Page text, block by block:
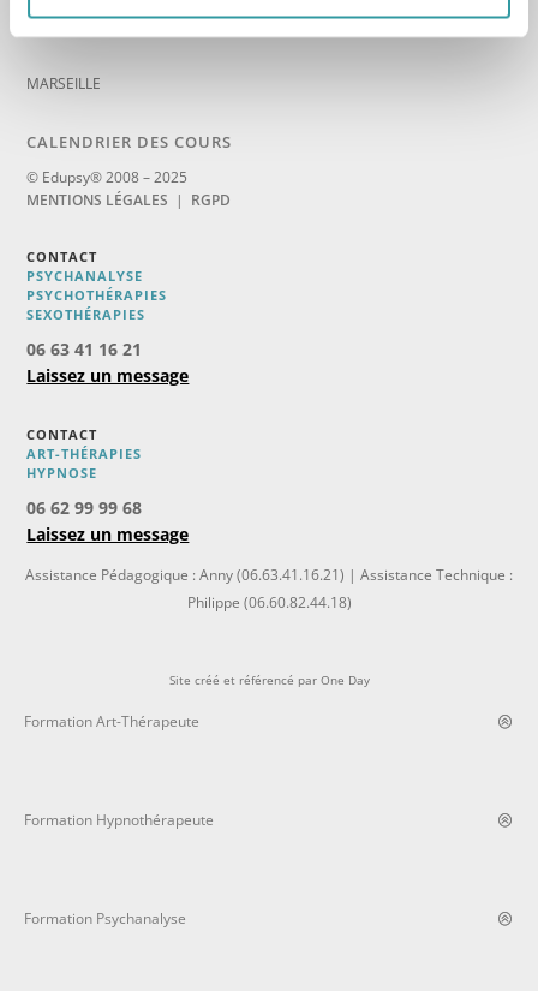
MARSEILLE
CALENDRIER DES COURS
© Edupsy® 2008 – 2025
MENTIONS LÉGALES | RGPD
CONTACT
PSYCHANALYSE
PSYCHOTHÉRAPIES
SEXOTHÉRAPIES
06 63 41 16 21
Laissez un message
CONTACT
ART-THÉRAPIES
HYPNOSE
06 62 99 99 68
Laissez un message
Assistance Pédagogique : Anny (06.63.41.16.21) | Assistance Technique :
Philippe (06.60.82.44.18)
Site créé et référencé par One Day
Formation Art-Thérapeute
Formation Hypnothérapeute
Formation Psychanalyse